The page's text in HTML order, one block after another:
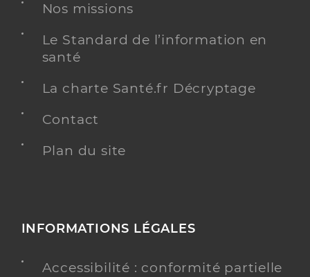
Nos missions
Le Standard de l’information en
santé
La charte Santé.fr Décryptage
Contact
Plan du site
INFORMATIONS LÉGALES
Accessibilité : conformité partielle